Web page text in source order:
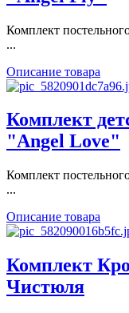
Комплект
...
Описание товара
Комплект
"Angel Love"
Комплект
...
Описание товара
Комплект
Чистюля